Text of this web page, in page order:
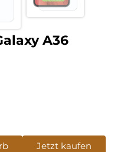
A36
Jetzt kaufen